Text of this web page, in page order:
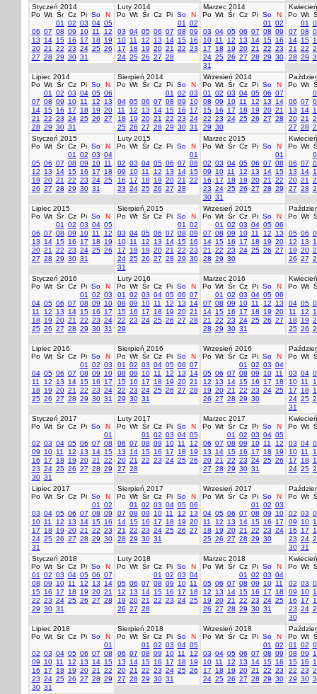
Styczeń 2014
Po Wt Śr Cz Pi So
N
01
02 03 04 05
06 07 08 09 10 11
12
13
14 15 16 17 18
19
20 21 22 23 24 25 26
27 28 29 30 31
Luty 2014
Po Wt Śr Cz Pi So
N
01
02
03 04 05 06 07 08 09
10 11 12 13 14 15 16
17
18 19 20 21 22 23
24 25 26 27 28
Marzec 2014
Po Wt Śr Cz Pi So
N
01
02
03 04 05 06 07 08 09
10 11 12 13 14 15 16
17
18 19 20 21 22 23
24 25 26 27 28 29 30
31
Po Wt
01
07 08
14 15
21
22
28 29
Lipiec 2014
Po Wt Śr Cz Pi So
N
01
02 03 04 05 06
07 08 09 10 11 12
13
14 15 16 17 18 19 20
21
22 23 24 25 26 27
28 29 30 31
Sierpień 2014
Po Wt Śr Cz Pi So
N
01
02 03
04 05 06 07 08 09
10
11
12 13 14 15 16
17
18
19 20 21 22 23 24
25 26 27 28 29 30 31
Wrzesień 2014
Po Wt Śr Cz Pi So
N
01
02 03 04 05 06 07
08 09 10 11 12 13
14
15 16 17 18 19 20 21
22 23 24 25 26 27 28
29 30
Po Wt
06 07
13
14
20 21
27 28
Styczeń 2015
Po Wt Śr Cz Pi So
N
01
02 03 04
05 06 07 08 09 10 11
12
13 14 15 16 17
18
19 20 21 22 23 24 25
26 27 28 29 30 31
Luty 2015
Po Wt Śr Cz Pi So
N
01
02 03 04 05 06 07 08
09
10 11 12 13 14 15
16
17 18 19 20 21
22
23 24 25 26 27 28
Marzec 2015
Po Wt Śr Cz Pi So
N
01
02 03 04 05 06 07 08
09
10 11 12 13 14 15
16
17 18 19 20 21
22
23 24 25 26 27 28 29
30 31
Po Wt
06 07
13
14
20 21
27 28
Lipiec 2015
Po Wt Śr Cz Pi So
N
01
02 03 04 05
06 07 08 09 10 11
12
13
14 15 16 17 18
19
20 21 22 23 24 25 26
27 28 29 30 31
Sierpień 2015
Po Wt Śr Cz Pi So
N
01
02
03 04 05 06 07 08 09
10 11 12 13 14 15 16
17
18 19 20 21 22 23
24 25 26 27 28 29 30
31
Wrzesień 2015
Po Wt Śr Cz Pi So
N
01
02 03 04 05 06
07 08 09 10 11 12
13
14 15 16 17 18 19 20
21
22 23 24 25 26 27
28 29 30
Po Wt
05 06
12
13
19 20
26 27
Styczeń 2016
Po Wt Śr Cz Pi So
N
01
02 03
04 05 06 07 08 09
10
11
12 13 14 15 16
17
18
19 20 21 22 23 24
25 26 27 28 29 30 31
Luty 2016
Po Wt Śr Cz Pi So
N
01
02 03 04 05 06 07
08 09 10 11 12 13
14
15 16 17 18 19 20 21
22 23 24 25 26 27 28
29
Marzec 2016
Po Wt Śr Cz Pi So
N
01
02 03 04 05 06
07 08 09 10 11 12
13
14 15 16 17 18 19 20
21
22 23 24 25 26 27
28 29 30 31
Po Wt
04 05
11
12
18
19
25 26
Lipiec 2016
Po Wt Śr Cz Pi So
N
01
02 03
04 05 06 07 08 09
10
11
12 13 14 15 16
17
18
19 20 21 22 23 24
25 26 27 28 29 30 31
Sierpień 2016
Po Wt Śr Cz Pi So
N
01
02 03 04 05 06 07
08 09 10 11 12 13
14
15 16 17 18 19 20 21
22 23 24 25 26 27 28
29 30 31
Wrzesień 2016
Po Wt Śr Cz Pi So
N
01
02 03 04
05 06 07 08 09 10 11
12
13 14 15 16 17
18
19 20 21 22 23 24 25
26 27 28 29 30
Po Wt
03 04
10 11
17
18
24 25
31
Styczeń 2017
Po Wt Śr Cz Pi So
N
01
02 03 04 05 06 07 08
09
10 11 12 13 14 15
16
17 18 19 20 21
22
23 24 25 26 27 28 29
30 31
Luty 2017
Po Wt Śr Cz Pi So
N
01
02 03 04 05
06 07 08 09 10 11
12
13
14 15 16 17 18
19
20 21 22 23 24 25 26
27 28
Marzec 2017
Po Wt Śr Cz Pi So
N
01
02 03 04 05
06 07 08 09 10 11
12
13
14 15 16 17 18
19
20 21 22 23 24 25 26
27 28 29 30 31
Po Wt
03 04
10 11
17
18
24 25
Lipiec 2017
Po Wt Śr Cz Pi So
N
01
02
03 04 05 06 07 08 09
10 11 12 13 14 15 16
17
18 19 20 21 22 23
24 25 26 27 28 29 30
31
Sierpień 2017
Po Wt Śr Cz Pi So
N
01
02 03 04 05 06
07 08 09 10 11 12
13
14 15 16 17 18 19 20
21
22 23 24 25 26 27
28 29 30 31
Wrzesień 2017
Po Wt Śr Cz Pi So
N
01
02 03
04 05 06 07 08 09
10
11
12 13 14 15 16
17
18
19 20 21 22 23 24
25 26 27 28 29 30
Po Wt
02 03
09
10
16
17
23 24
30 31
Styczeń 2018
Po Wt Śr Cz Pi So
N
01
02 03 04 05 06 07
08 09 10 11 12 13
14
15 16 17 18 19 20 21
22 23 24 25 26 27 28
29 30 31
Luty 2018
Po Wt Śr Cz Pi So
N
01
02 03 04
05 06 07 08 09 10 11
12
13 14 15 16 17
18
19 20 21 22 23 24 25
26 27 28
Marzec 2018
Po Wt Śr Cz Pi So
N
01
02 03 04
05 06 07 08 09 10 11
12
13 14 15 16 17
18
19 20 21 22 23 24 25
26 27 28 29 30 31
Po Wt
02 03
09
10
16
17
23 24
30
Lipiec 2018
Po Wt Śr Cz Pi So
N
01
02 03 04 05 06 07 08
09
10 11 12 13 14 15
16
17 18 19 20 21
22
23 24 25 26 27 28 29
30 31
Sierpień 2018
Po Wt Śr Cz Pi So
N
01
02 03 04 05
06 07 08 09 10 11
12
13
14 15 16 17 18
19
20 21 22 23 24 25 26
27 28 29 30 31
Wrzesień 2018
Po Wt Śr Cz Pi So
N
01
02
03 04 05 06 07 08 09
10 11 12 13 14 15 16
17
18 19 20 21 22 23
24 25 26 27 28 29 30
Po Wt
01
02
08 09
15 16
22 23
29 30